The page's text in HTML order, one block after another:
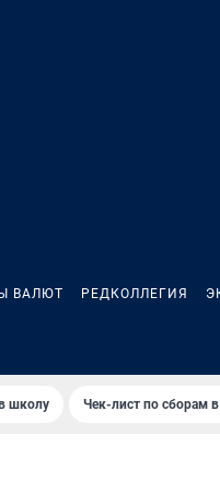
ВАЛЮТ РЕДКОЛЛЕГИЯ
школу Чек-лист по сборам